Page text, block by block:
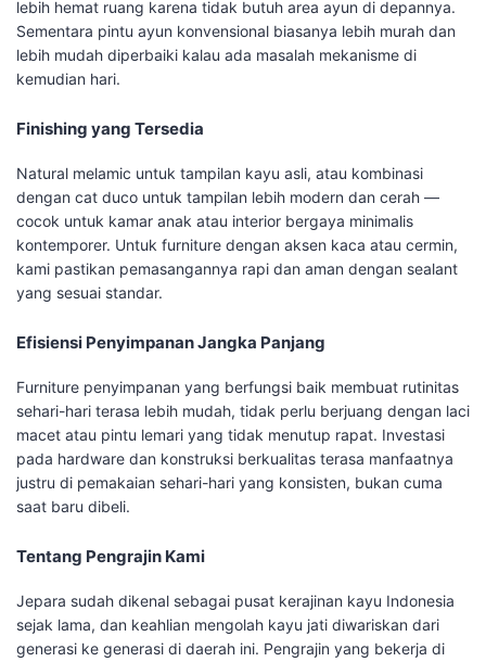
lebih hemat ruang karena tidak butuh area ayun di depannya.
Sementara pintu ayun konvensional biasanya lebih murah dan
lebih mudah diperbaiki kalau ada masalah mekanisme di
kemudian hari.
Finishing yang Tersedia
Natural melamic untuk tampilan kayu asli, atau kombinasi
dengan cat duco untuk tampilan lebih modern dan cerah —
cocok untuk kamar anak atau interior bergaya minimalis
kontemporer. Untuk furniture dengan aksen kaca atau cermin,
kami pastikan pemasangannya rapi dan aman dengan sealant
yang sesuai standar.
Efisiensi Penyimpanan Jangka Panjang
Furniture penyimpanan yang berfungsi baik membuat rutinitas
sehari-hari terasa lebih mudah, tidak perlu berjuang dengan laci
macet atau pintu lemari yang tidak menutup rapat. Investasi
pada hardware dan konstruksi berkualitas terasa manfaatnya
justru di pemakaian sehari-hari yang konsisten, bukan cuma
saat baru dibeli.
Tentang Pengrajin Kami
Jepara sudah dikenal sebagai pusat kerajinan kayu Indonesia
sejak lama, dan keahlian mengolah kayu jati diwariskan dari
generasi ke generasi di daerah ini. Pengrajin yang bekerja di